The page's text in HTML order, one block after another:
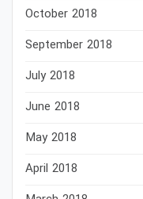
October 2018
September 2018
July 2018
June 2018
May 2018
April 2018